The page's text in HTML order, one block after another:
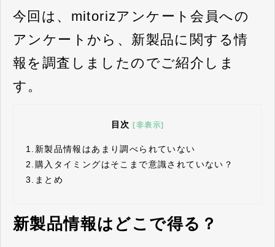
今回は、mitorizアンケート会員への
アンケートから、新製品に関する情
報を調査しましたのでご紹介しま
す。
目次 [非表示]
1. 新製品情報はあまり調べられていない
2. 購入タイミングはそこまで意識されていない？
3.
まとめ
新製品情報はどこで得る？